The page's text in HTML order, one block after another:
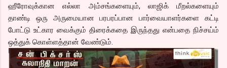
ஹீரோவுக்கான எல்லா அம்சங்களையும், லாஜிக் மீறல்களையும்
தாண்டி ஒரு அருமையான பரபரப்பான பார்வையாளர்களை கட்டி
போட்டு உட்கார வைக்கும் திரைக்கதை இருந்தது என்பதை நிச்சய்ம்
ஒத்துக் கொள்ளத்தான் வேண்டும்.